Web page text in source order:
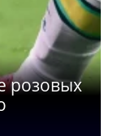
розовых